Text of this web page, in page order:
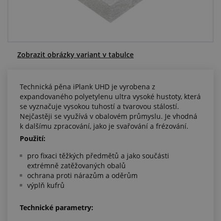
O nás a kariéra
Zobrazit obrázky variant v tabulce
Technická pěna iPlank UHD je vyrobena z
expandovaného polyetylenu ultra vysoké hustoty, která
se vyznačuje vysokou tuhostí a tvarovou stálostí.
Nejčastěji se využívá v obalovém průmyslu. Je vhodná
k dalšímu zpracování, jako je svařování a frézování.
Použití:
pro fixaci těžkých předmětů a jako součásti
extrémně zatěžovaných obalů
ochrana proti nárazům a oděrům
výplň kufrů
Technické parametry: